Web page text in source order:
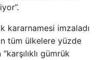
kararnamesi imzaladı
tüm ülkelere yüzde
gümrük